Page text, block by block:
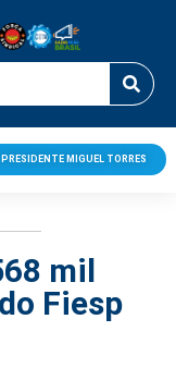
PRESIDENTE MIGUEL TORRES
mil
Fiesp